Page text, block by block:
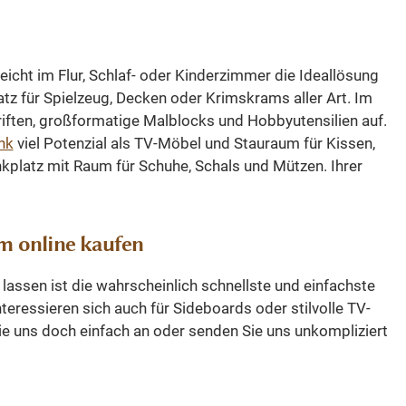
montiert,
und
den
was eine
und
sind
uns.
Andere Abmessungen und
Sonderanfertigungen sind
möglich. Bitte Fragen Sie uns.
im Flur, Schlaf- oder Kinderzimmer die Ideallösung
für Spielzeug, Decken oder Krimskrams aller Art. Im
großformatige Malblocks und Hobbyutensilien auf.
viel Potenzial als TV-Möbel und Stauraum für Kissen,
mit Raum für Schuhe, Schals und Mützen. Ihrer
online kaufen
ist die wahrscheinlich schnellste und einfachste
sich auch für Sideboards oder stilvolle TV-
uns doch einfach an oder senden Sie uns unkompliziert